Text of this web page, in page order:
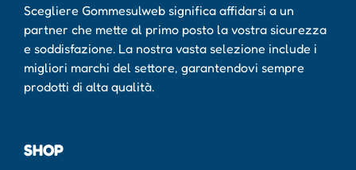
Scegliere Gommesulweb significa affidarsi a un
partner che mette al primo posto la vostra sicurezza
e soddisfazione. La nostra vasta selezione include i
migliori marchi del settore, garantendovi sempre
prodotti di alta qualità.
SHOP